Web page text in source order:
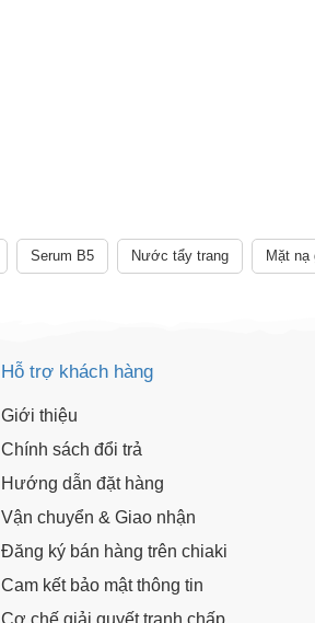
Serum B5 Nước tẩy trang Mặt nạ
Hỗ trợ khách hàng
Giới thiệu
Chính sách đổi trả
Hướng dẫn đặt hàng
Vận chuyển & Giao nhận
Đăng ký bán hàng trên chiaki
Cam kết bảo mật thông tin
Cơ chế giải quyết tranh chấp
LẤY MÃ NGAY